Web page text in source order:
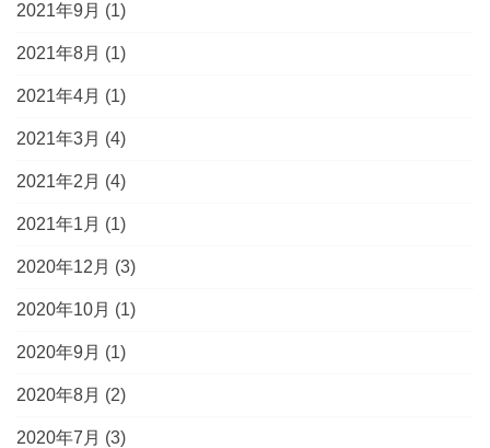
2021年9月 (1)
2021年8月 (1)
2021年4月 (1)
2021年3月 (4)
2021年2月 (4)
2021年1月 (1)
2020年12月 (3)
2020年10月 (1)
2020年9月 (1)
2020年8月 (2)
2020年7月 (3)